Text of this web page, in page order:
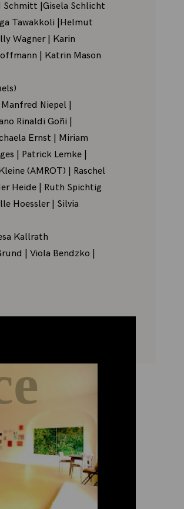
Schmitt |Gisela Schlicht
Tawakkoli |Helmut
Wagner | Karin
| Katrin Mason
Niepel |
Rinaldi Goñi |
Ernst | Miriam
| Patrick Lemke |
(AMROT) | Raschel
Heide | Ruth Spichtig
Hoessler | Silvia
Kallrath
| Viola Bendzko |